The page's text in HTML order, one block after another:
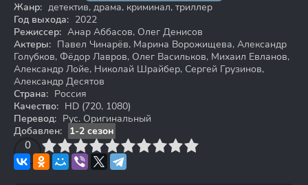
Жанр: детектив, драма, криминал, триллер
Год выхода: 2022
Режиссер: Анар Аббасов, Олег Денисов
Актеры: Павел Чинарёв, Марина Ворожищева, Александр
Голубков, Фёдор Лавров, Олег Васильков, Михаил Евланов,
Александр Лойе, Николай Шрайбер, Сергей Грузинов,
Александр Десятов
Страна: Россия
Качество: HD (720, 1080)
Перевод: Рус. Оригинальный
Добавлен:
1-2 сезон
0
4 6 7 8 9 10